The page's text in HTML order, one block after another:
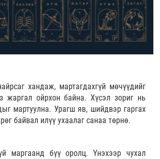
хандаж, мартагдахгүй мөчүүдийг
жаргал ойрхон байна. Хүсэл зориг нь
мартуулна. Урагш яв, шийдвэр гаргах
байвал илүү ухаалаг санаа төрнө.
маргаанд бүү оролц. Үнэхээр чухал